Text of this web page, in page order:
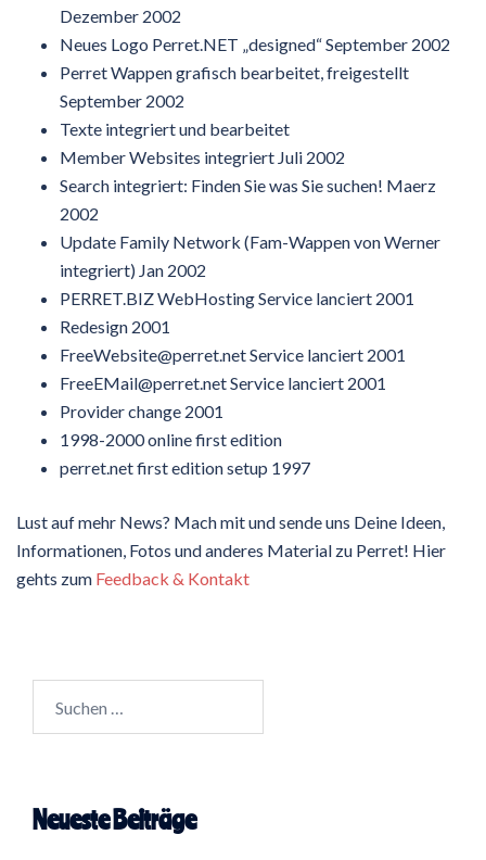
Dezember 2002
Neues Logo Perret.NET „designed“ September 2002
Perret Wappen grafisch bearbeitet, freigestellt
September 2002
Texte integriert und bearbeitet
Member Websites integriert Juli 2002
Search integriert: Finden Sie was Sie suchen! Maerz
2002
Update Family Network (Fam-Wappen von Werner
integriert) Jan 2002
PERRET.BIZ WebHosting Service lanciert 2001
Redesign 2001
FreeWebsite@perret.net Service lanciert 2001
FreeEMail@perret.net Service lanciert 2001
Provider change 2001
1998-2000 online first edition
perret.net first edition setup 1997
Lust auf mehr News? Mach mit und sende uns Deine Ideen,
Informationen, Fotos und anderes Material zu Perret! Hier
gehts zum Feedback & Kontakt
nach:
Neueste Beiträge